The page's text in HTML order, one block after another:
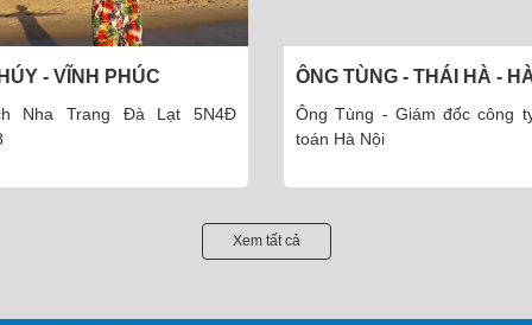
- THÁI HÀ - HÀ NỘI
- Giám đốc công ty Kiểm
Nội
ÔNG TOÀN - HÀ ĐÔNG -
NỘI
Ông Toàn - Giám đốc
phần thiết kế và XD Hà Nội
Xem tất cả